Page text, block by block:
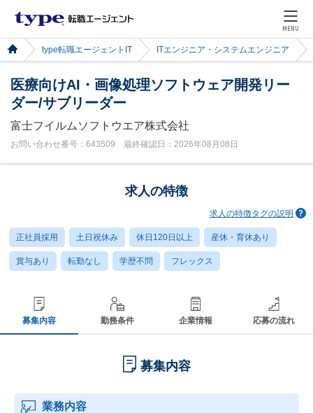
MENU
type転職エージェントIT ITエンジニア・システムエンジニア
医療向けAI・画像処理ソフトウェア開発リー
ダー/サブリーダー
富士フイルムソフトウエア株式会社
お問い合わせ番号：643509 最終確認日：2026年08月08日
求人の特徴
求人の特徴タグの説明
正社員採用 土日祝休み 休日120日以上 産休・育休あり
賞与あり 転勤なし 学歴不問 フレックス
募集内容 勤務条件 企業情報 応募の流れ
募集内容
業務内容